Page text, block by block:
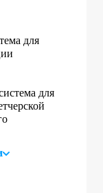
для
для